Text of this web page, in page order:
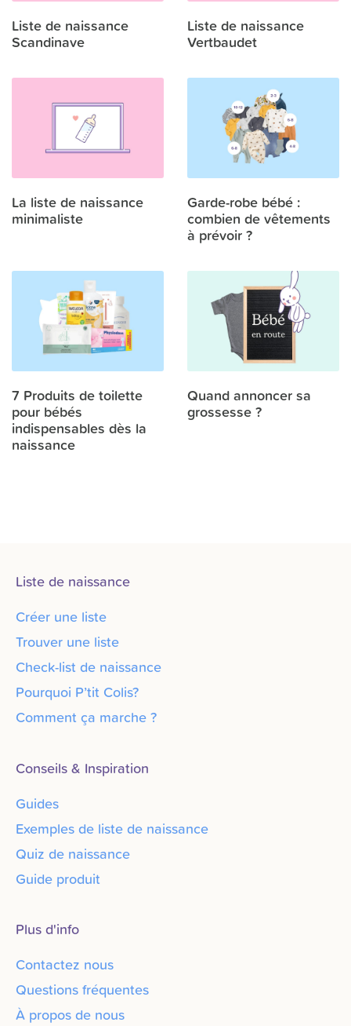
Liste de naissance
Scandinave
Liste de naissance
Vertbaudet
La liste de naissance
minimaliste
Garde-robe bébé :
combien de vêtements
à prévoir ?
7 Produits de toilette
pour bébés
indispensables dès la
naissance
Quand annoncer sa
grossesse ?
Liste de naissance
Créer une liste
Trouver une liste
Check-list de naissance
Pourquoi P’tit Colis?
Comment ça marche ?
Conseils & Inspiration
Guides
Exemples de liste de naissance
Quiz de naissance
Guide produit
Plus d'info
Contactez nous
Questions fréquentes
À propos de nous